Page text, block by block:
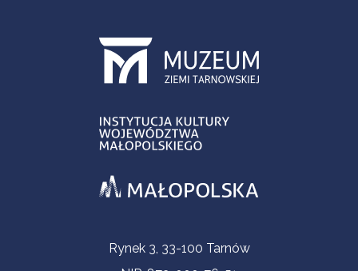
Contact InformationRynek 3, 33-100 Tarnów